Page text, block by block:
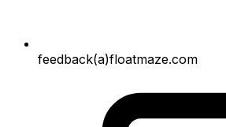
feedback(a)floatmaze.com